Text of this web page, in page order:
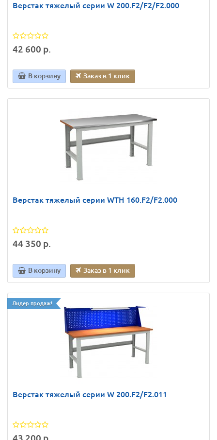
Верстак тяжелый серии W 200.F2/F2/F2.000
42 600 р.
В корзину Заказ в 1 клик
Верстак тяжелый серии WTH 160.F2/F2.000
44 350 р.
В корзину Заказ в 1 клик
Лидер продаж!
Верстак тяжелый серии W 200.F2/F2.011